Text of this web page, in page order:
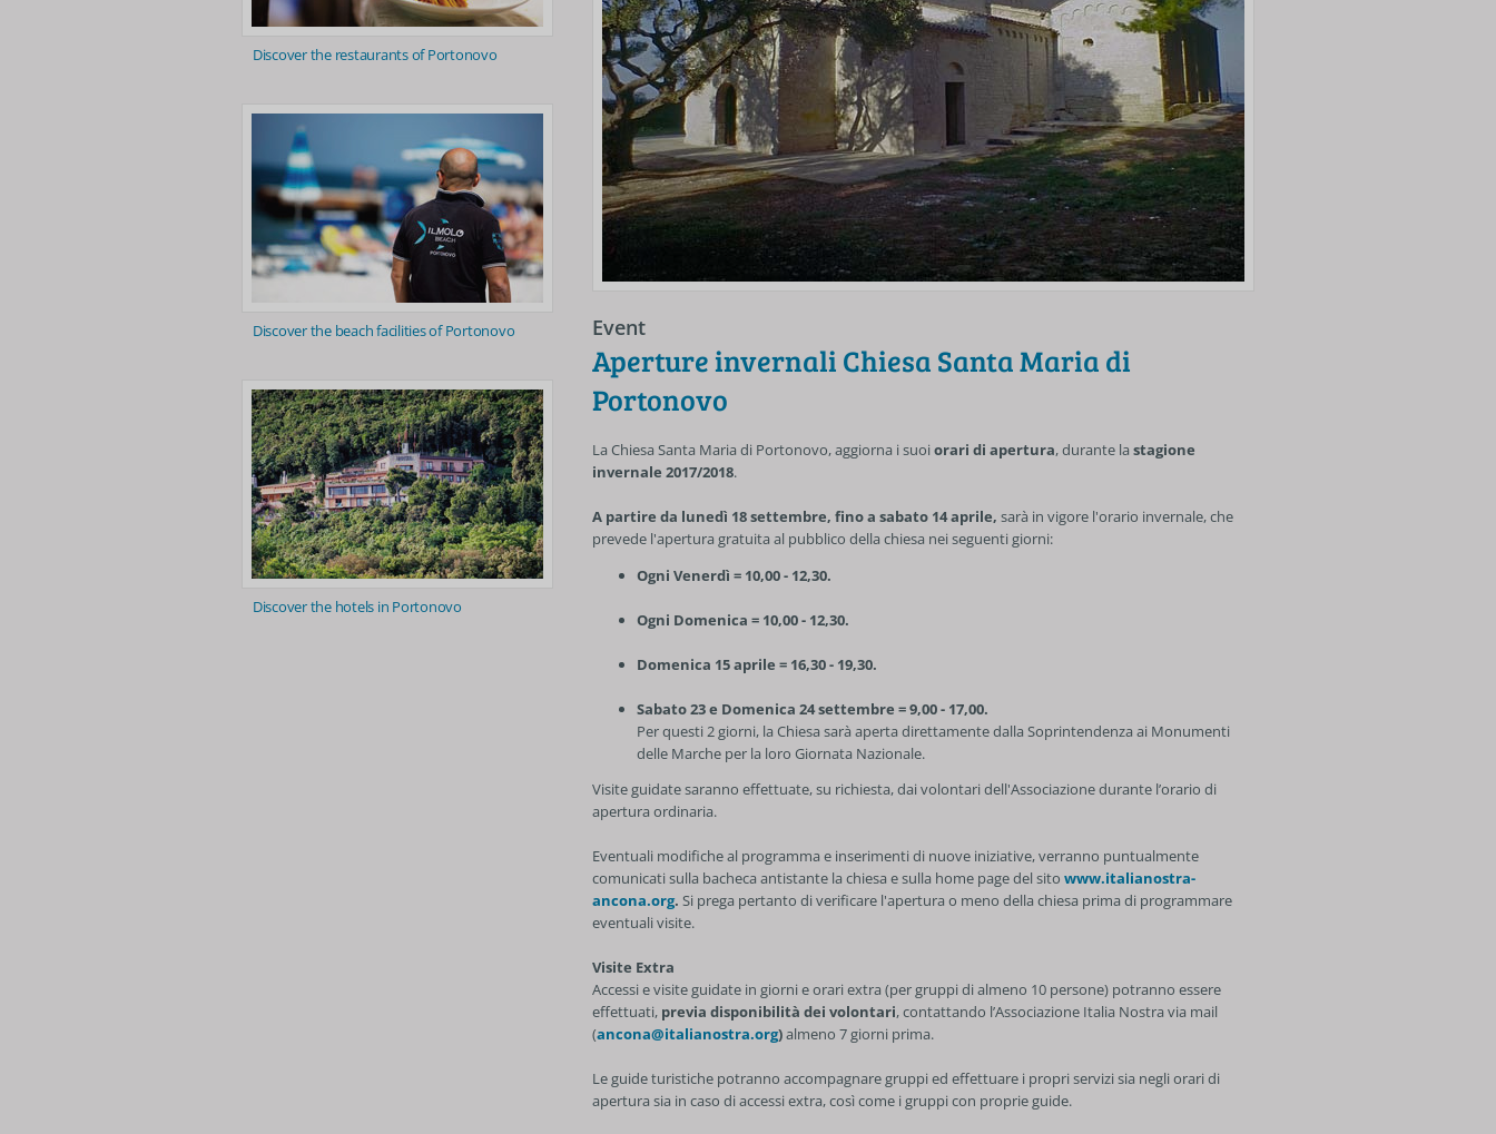
Discover the restaurants of Portonovo
Discover the beach facilities of Portonovo
Discover the hotels in Portonovo
Event
Aperture invernali Chiesa Santa Maria di
Portonovo
La Chiesa Santa Maria di Portonovo, aggiorna i suoiorari di apertura, durante la stagione
invernale 2017/2018.
A partire da lunedì 18 settembre, fino a sabato 14 aprile, sarà in vigore l'orario invernale, che
prevede l'apertura gratuita al pubblico della chiesa nei seguenti giorni:
Ogni Venerdì = 10,00 - 12,30.
Ogni Domenica = 10,00 - 12,30.
Domenica 15 aprile = 16,30 - 19,30.
Sabato 23 e Domenica 24 settembre = 9,00 - 17,00.
Per questi 2 giorni, la Chiesa sarà aperta direttamente dalla Soprintendenza ai Monumenti
delle Marche per la loro Giornata Nazionale.
Visite guidate saranno effettuate, su richiesta, dai volontari dell'Associazione durante l’orario di
apertura ordinaria.
Eventuali modifiche al programma e inserimenti di nuove iniziative, verranno puntualmente
comunicati sulla bacheca antistante la chiesa e sulla home page del sito www.italianostra-
ancona.org. Si prega pertanto di verificare l'apertura o meno della chiesa prima di programmare
eventuali visite.
Visite Extra
Accessi e visite guidate in giorni e orari extra (per gruppi di almeno 10 persone) potranno essere
effettuati, previa disponibilità dei volontari, contattando l’Associazione Italia Nostra via mail
(ancona@italianostra.org)almeno 7 giorni prima.
Le guide turistiche potranno accompagnare gruppi ed effettuare i propri servizi sia negli orari di
apertura sia in caso di accessi extra, così come i gruppi con proprie guide.